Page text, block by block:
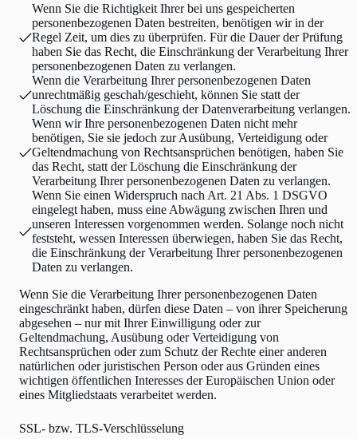
Wenn Sie die Richtigkeit Ihrer bei uns gespeicherten
personenbezogenen Daten bestreiten, benötigen wir in der
Regel Zeit, um dies zu überprüfen. Für die Dauer der Prüfung
haben Sie das Recht, die Einschränkung der Verarbeitung Ihrer
personenbezogenen Daten zu verlangen.
Wenn die Verarbeitung Ihrer personenbezogenen Daten
unrechtmäßig geschah/geschieht, können Sie statt der
Löschung die Einschränkung der Datenverarbeitung verlangen.
Wenn wir Ihre personenbezogenen Daten nicht mehr
benötigen, Sie sie jedoch zur Ausübung, Verteidigung oder
Geltendmachung von Rechtsansprüchen benötigen, haben Sie
das Recht, statt der Löschung die Einschränkung der
Verarbeitung Ihrer personenbezogenen Daten zu verlangen.
Wenn Sie einen Widerspruch nach Art. 21 Abs. 1 DSGVO
eingelegt haben, muss eine Abwägung zwischen Ihren und
unseren Interessen vorgenommen werden. Solange noch nicht
feststeht, wessen Interessen überwiegen, haben Sie das Recht,
die Einschränkung der Verarbeitung Ihrer personenbezogenen
Daten zu verlangen.
Wenn Sie die Verarbeitung Ihrer personenbezogenen Daten
eingeschränkt haben, dürfen diese Daten – von ihrer Speicherung
abgesehen – nur mit Ihrer Einwilligung oder zur
Geltendmachung, Ausübung oder Verteidigung von
Rechtsansprüchen oder zum Schutz der Rechte einer anderen
natürlichen oder juristischen Person oder aus Gründen eines
wichtigen öffentlichen Interesses der Europäischen Union oder
eines Mitgliedstaats verarbeitet werden.
SSL- bzw. TLS-Verschlüsselung